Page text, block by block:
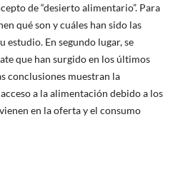
de “desierto alimentario”. Para
qué son y cuáles han sido las
estudio. En segundo lugar, se
que han surgido en los últimos
conclusiones muestran la
a la alimentación debido a los
en la oferta y el consumo